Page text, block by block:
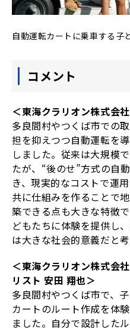
自動運転カートに乗車する子
コメント
＜東海クラリオン株式会
多良間村やつくば市での
担を抑えつつ自動運転を
しました。従来は大規模
たが、“後のせ”方式の自
き、現実的なコストで運
共に仕組みを作ることで
築できる点も大きな特徴
どもたちに体験を提供し
は大きな社会的意義だと考
＜東海クラリオン株式会
リスト 安田 翔也＞
多良間村やつくば市で、
カートのルート作成を体
ました。自分で設計した